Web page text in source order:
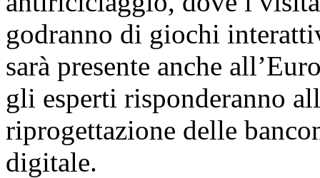
godranno di giochi
sarà presente anche
gli esperti risponderanno
riprogettazione delle
digitale.